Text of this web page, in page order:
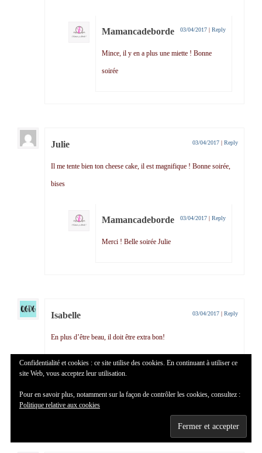
Mamancadeborde 03/04/2017 | Reply
Mince, il y en a plus une miette ! Bonne
soirée
Julie 03/04/2017 | Reply
Il me tente bien ton cheese cake, il est magnifique ! Bonne soirée,
bises
Mamancadeborde 03/04/2017 | Reply
Merci ! Belle soirée Julie
Isabelle 03/04/2017 | Reply
En plus d’être beau, il doit être extra bon!
Mamancadeborde
Je te confirme une tuerie ! Bises Isabelle
Confidentialité et cookies : ce site utilise des cookies. En continuant à utiliser ce
site Web, vous acceptez leur utilisation.
Pour en savoir plus, notamment sur la façon de contrôler les cookies, consultez :
Politique relative aux cookies